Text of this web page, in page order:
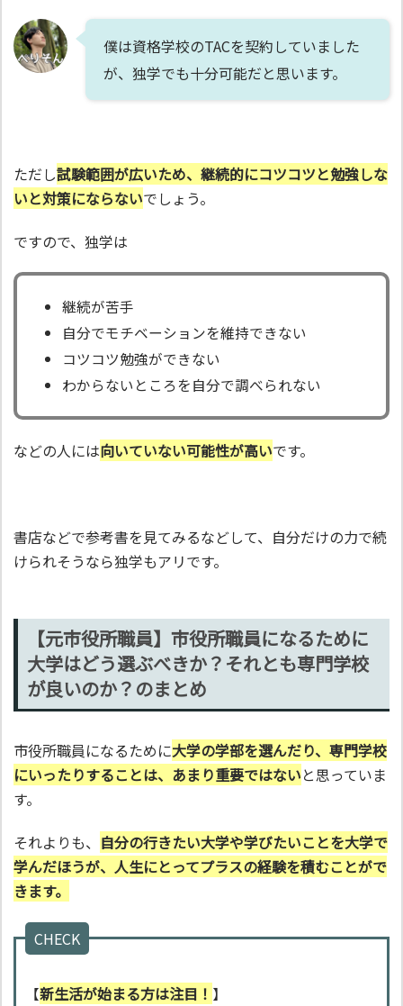
僕は資格学校のTACを契約していました
が、独学でも十分可能だと思います。
ただし試験範囲が広いため、継続的にコツコツと勉強しな
いと対策にならないでしょう。
ですので、独学は
継続が苦手
自分でモチベーションを維持できない
コツコツ勉強ができない
わからないところを自分で調べられない
などの人には向いていない可能性が高いです。
書店などで参考書を見てみるなどして、自分だけの力で続
けられそうなら独学もアリです。
【元市役所職員】市役所職員になるために
大学はどう選ぶべきか？それとも専門学校
が良いのか？のまとめ
市役所職員になるために大学の学部を選んだり、専門学校
にいったりすることは、あまり重要ではないと思っていま
す。
それよりも、 自分の行きたい大学や学びたいことを大学で
学んだほうが、人生にとってプラスの経験を積むことがで
きます。
CHECK
【新生活が始まる方は注目！ 】